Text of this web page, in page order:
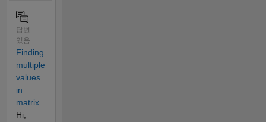
답변
있음
Finding
multiple
values
in
matrix
Hi,